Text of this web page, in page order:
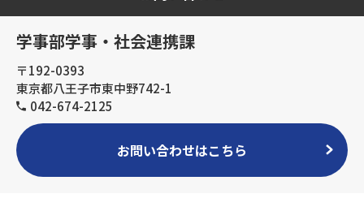
学事部学事・社会連携課
〒192-0393
東京都八王子市東中野742-1
042-674-2125
お問い合わせはこちら